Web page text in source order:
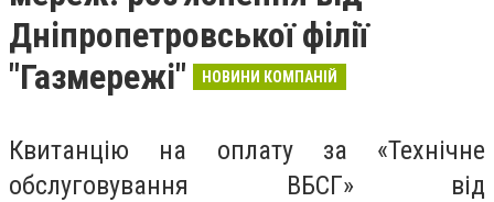
Дніпропетровської філії
"Газмережі"
НОВИНИ КОМПАНІЙ
Квитанцію на оплату за «Технічне
обслуговування ВБСГ» від